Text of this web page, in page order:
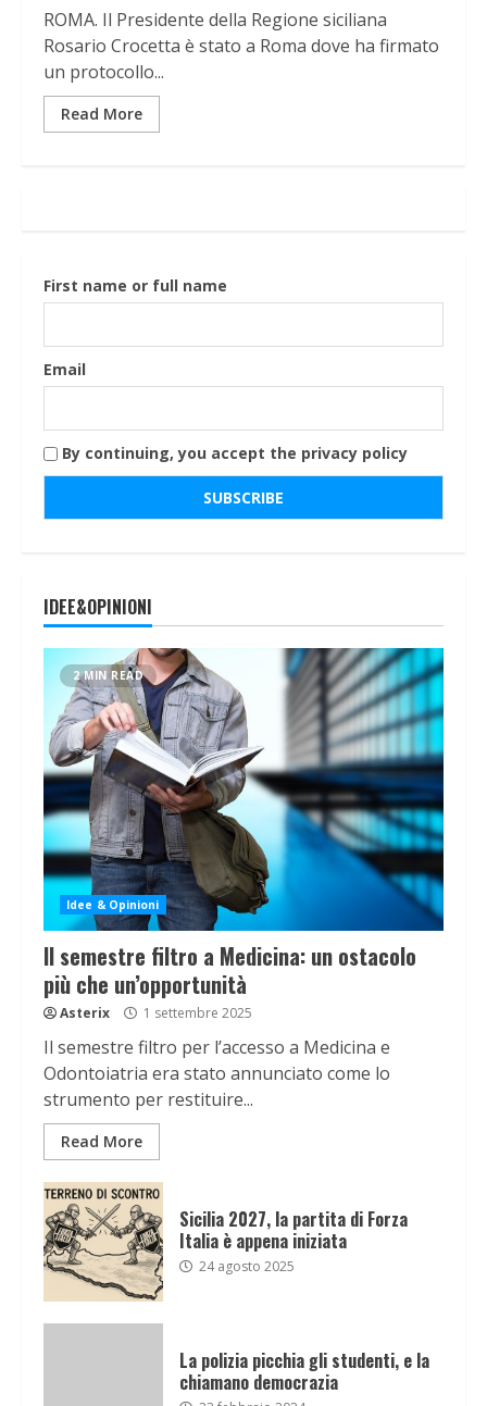
ROMA. Il Presidente della Regione siciliana
Rosario Crocetta è stato a Roma dove ha firmato
un protocollo...
Read More
First name or full name
Email
By continuing, you accept the privacy policy
IDEE&OPINIONI
2 MIN READ
Idee & Opinioni
Il semestre filtro a Medicina: un ostacolo
più che un’opportunità
Asterix 1 settembre 2025
Il semestre filtro per l’accesso a Medicina e
Odontoiatria era stato annunciato come lo
strumento per restituire...
Read More
Sicilia 2027, la partita di Forza
Italia è appena iniziata
24 agosto 2025
La polizia picchia gli studenti, e la
chiamano democrazia